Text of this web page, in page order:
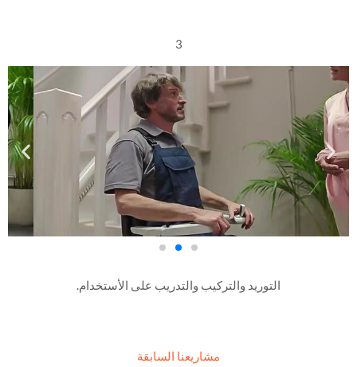
3
التوريد والتركيب والتدريب على الأستخدام.
مشاريعنا السابقة